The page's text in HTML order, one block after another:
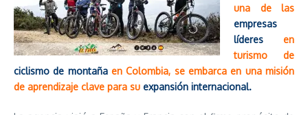
una de las
empresas
líderes
en
turismo de
ciclismo de montañaen Colombia, se embarca en una misión
de aprendizaje clave para su expansión internacional.